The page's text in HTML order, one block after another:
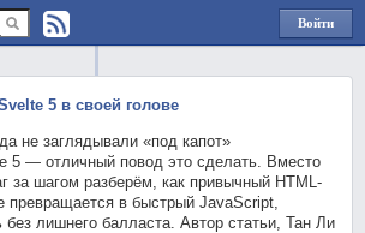
Войти
через
5 в своей голове
не заглядывали «под капот»
5 — отличный повод это сделать. Вместо
за шагом разберём, как привычный HTML-
превращается в быстрый JavaScript,
без лишнего балласта. Автор статьи, Тан Ли